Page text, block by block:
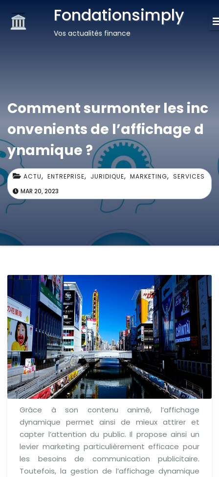
Fondationsimply
Vos actualités finance
Comment surmonter les inc
onvenients de l’affichage d
ynamique ?
ACTU, ENTREPRISE, JURIDIQUE, MARKETING, SERVICES
MAR 20, 2023
Grâce à son contenu animé, l’affichage
dynamique permet ainsi de mieux attirer et
capter l’attention du public. Il propose ainsi un
levier marketing particulièrement efficace pour
les besoins de communication publicitaire.
Toutefois, la gestion de l’affichage dynamique